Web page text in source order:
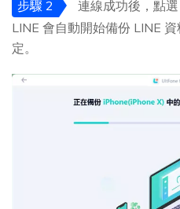
步驟 2
連線成功後，點
LINE 會自動開始備份 LINE
定。